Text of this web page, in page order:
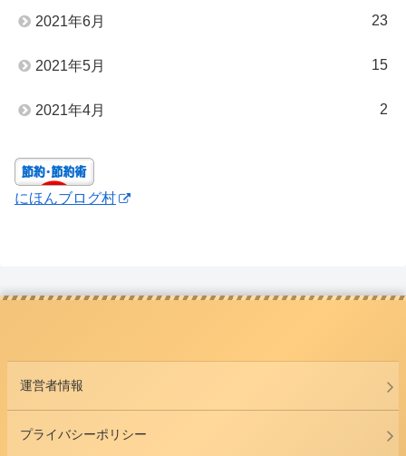
2021年6月 23
2021年5月 15
2021年4月 2
にほんブログ村
運営者情報
プライバシーポリシー